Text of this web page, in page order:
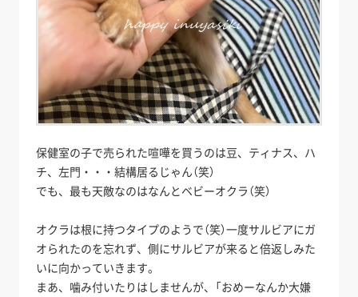
保健室の子で売られた喧嘩を買うのは豆、ティナス、ハ
チ、左門・・・結構居るじゃん（笑）
でも、最も天敵なのはなんとベビーオクラ（笑）
オクラは根に持つタイプのようで（笑）一度サルビアにガ
オられたのを忘れず、側にサルビアが来ると倍返しみた
いに向かっていきます。
まあ、噛み付いたりはしませんが、「おめーなんか大嫌